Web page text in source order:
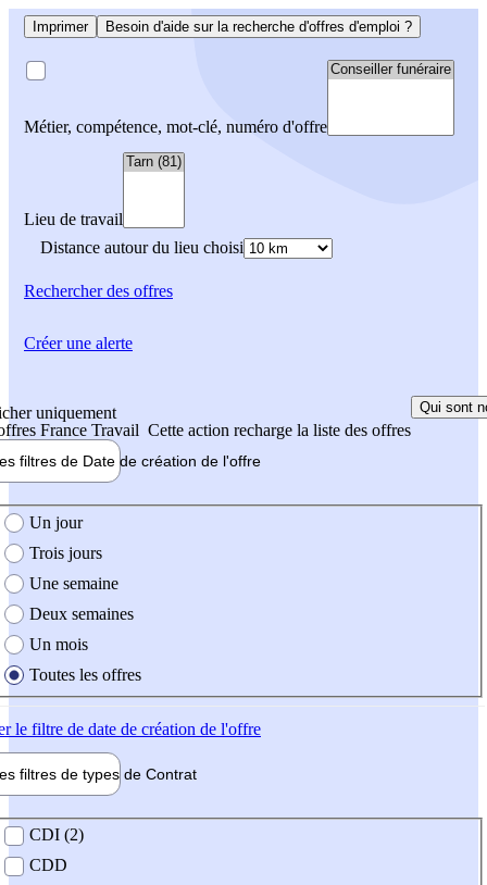
Imprimer Besoin d'aide sur la recherche d'offres d'emploi ?
Métier, compétence, mot-clé, numéro d'offre
Lieu de travail
Distance autour du lieu choisi
Rechercherdes offres
uniquement
France Travail Cette action recharge la liste des offres
Qui sont
filtres de Date de création de l'offre
création de l'offre
Un jour
Trois jours
Une semaine
Deux semaines
Un mois
Toutes les offres
le filtre de date de création de l'offre
filtres de types de Contrat
contrat
CDI (2)
CDD
Créer une alerte